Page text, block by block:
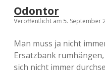
l
i
m
U
E
Odontor
Veröffentlicht am 5. September
Man muss ja nicht
Ersatzbank
sich nicht immer